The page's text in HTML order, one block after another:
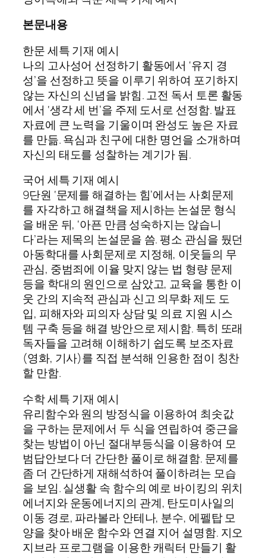
본문내용
한문 세특 기재 예시
나의 고사성어 선정하기 활동에서 ‘유지 경
성’을 선정하고 뜻을 이루기 위하여 포기하지
않는 자신의 신념을 밝힘. 고전 독서 토론 활동
에서 ‘생각 세 번’을 주제 도서로 선정함. 발표
자료에 큰 노력을 기울이며 완성도 높은 자료
를 만듦. 욕심과 친구에 대한 명언을 소개하며
자신의 태도를 성찰하는 계기가 됨.
국어 세특 기재 예시
9단원 ‘문제를 해결하는 힘’에서는 사회문제
를 자각하고 해결책을 제시하는 논설문 형식
을 배운 뒤, ‘아픈 만큼 성숙하지는 않습니
다’라는 제목의 논설문을 씀. 평소 관심을 뒀던
아동학대를 사회문제로 지정해, 이웃들의 무
관심, 중범죄에 이율 맞지 않는 법 형량 문제
등을 학대의 원인으로 삼았고, 교육을 통한 이
웃 간의 지속적 관심과 신고 의무화 제도 도
입, 피해자와 피의자 상담 및 의료 지원 시스
템 구축 등을 해결 방안으로 제시함. 특히 또래
독자들을 고려해 이해하기 쉽도록 보조자료
(영화, 기사)를 직접 분석해 인용한 점이 칭찬
할 만함.
수학 세특 기재 예시
유리함수와 원의 방정식을 이용하여 최솟값
을 구하는 문제에서 두 식을 연립하여 중근을
찾는 방법이 아닌 절대부등식을 이용하여 모
범답안보다 더 간단한 풀이로 해결함. 문제를
좀 더 간단하게 재해석하여 풀이하려는 모습
을 보임. 실생활 속 함수의 예로 바이킹의 위치
에너지와 운동에너지의 관계, 탄도미사일의
이동 경로, 파라볼라 안테나, 분수, 에펠탑 모
양을 찾아 배운 함수와 연결 지어 설명함. 지오
지브라 프로그램을 이용한 캐릭터 만들기 활